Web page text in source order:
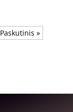
Paskutinis »